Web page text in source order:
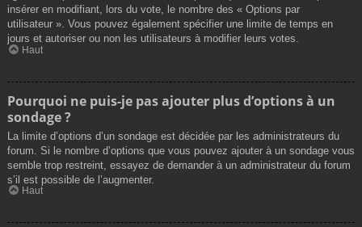
insérer en modifiant, lors du vote, le nombre des « Options par
utilisateur ». Vous pouvez également spécifier une limite de temps en
jours et autoriser ou non les utilisateurs à modifier leurs votes.
Haut
Pourquoi ne puis-je pas ajouter plus d’options à un
sondage ?
La limite d’options d’un sondage est décidée par les administrateurs du
forum. Si le nombre d’options que vous pouvez ajouter à un sondage vous
semble trop restreint, essayez de demander à un administrateur du forum
s’il est possible de l’augmenter.
Haut